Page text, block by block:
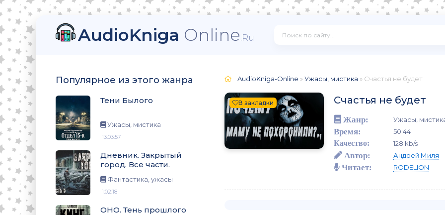
AudioKniga Online.Ru
Популярное из этого жанра
Тени Былого
Ужасы, мистика
13:03:57
Дневник. Закрытый
город. Все части.
Фантастика, ужасы
1:02:18
ОНО. Тень прошлого
AudioKniga-Online »Ужасы, мистика » Счастья не будет
В закладки Счастья не будет
Жанр: Ужасы,
Время:
50:44
Качество:
128 kb/s
Автор: Андрей Миля
Читает: RODELION
части.